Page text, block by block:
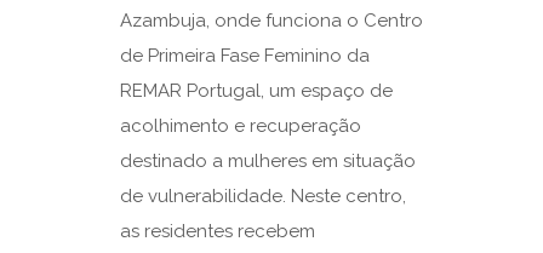
Azambuja, onde funciona o Centro
de Primeira Fase Feminino da
REMAR Portugal, um espaço de
acolhimento e recuperação
destinado a mulheres em situação
de vulnerabilidade. Neste centro,
as residentes recebem